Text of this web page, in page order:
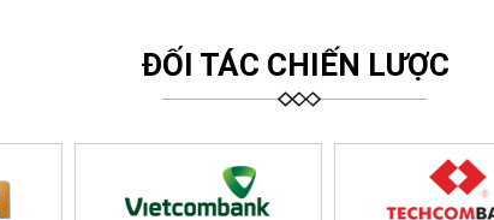
ĐỐI TÁC CHIẾN LƯỢC